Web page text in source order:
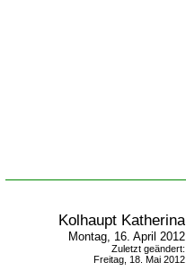
Kolhaupt Katherina
Montag, 16. April 2012
Zuletzt geändert:
Freitag, 18. Mai 2012